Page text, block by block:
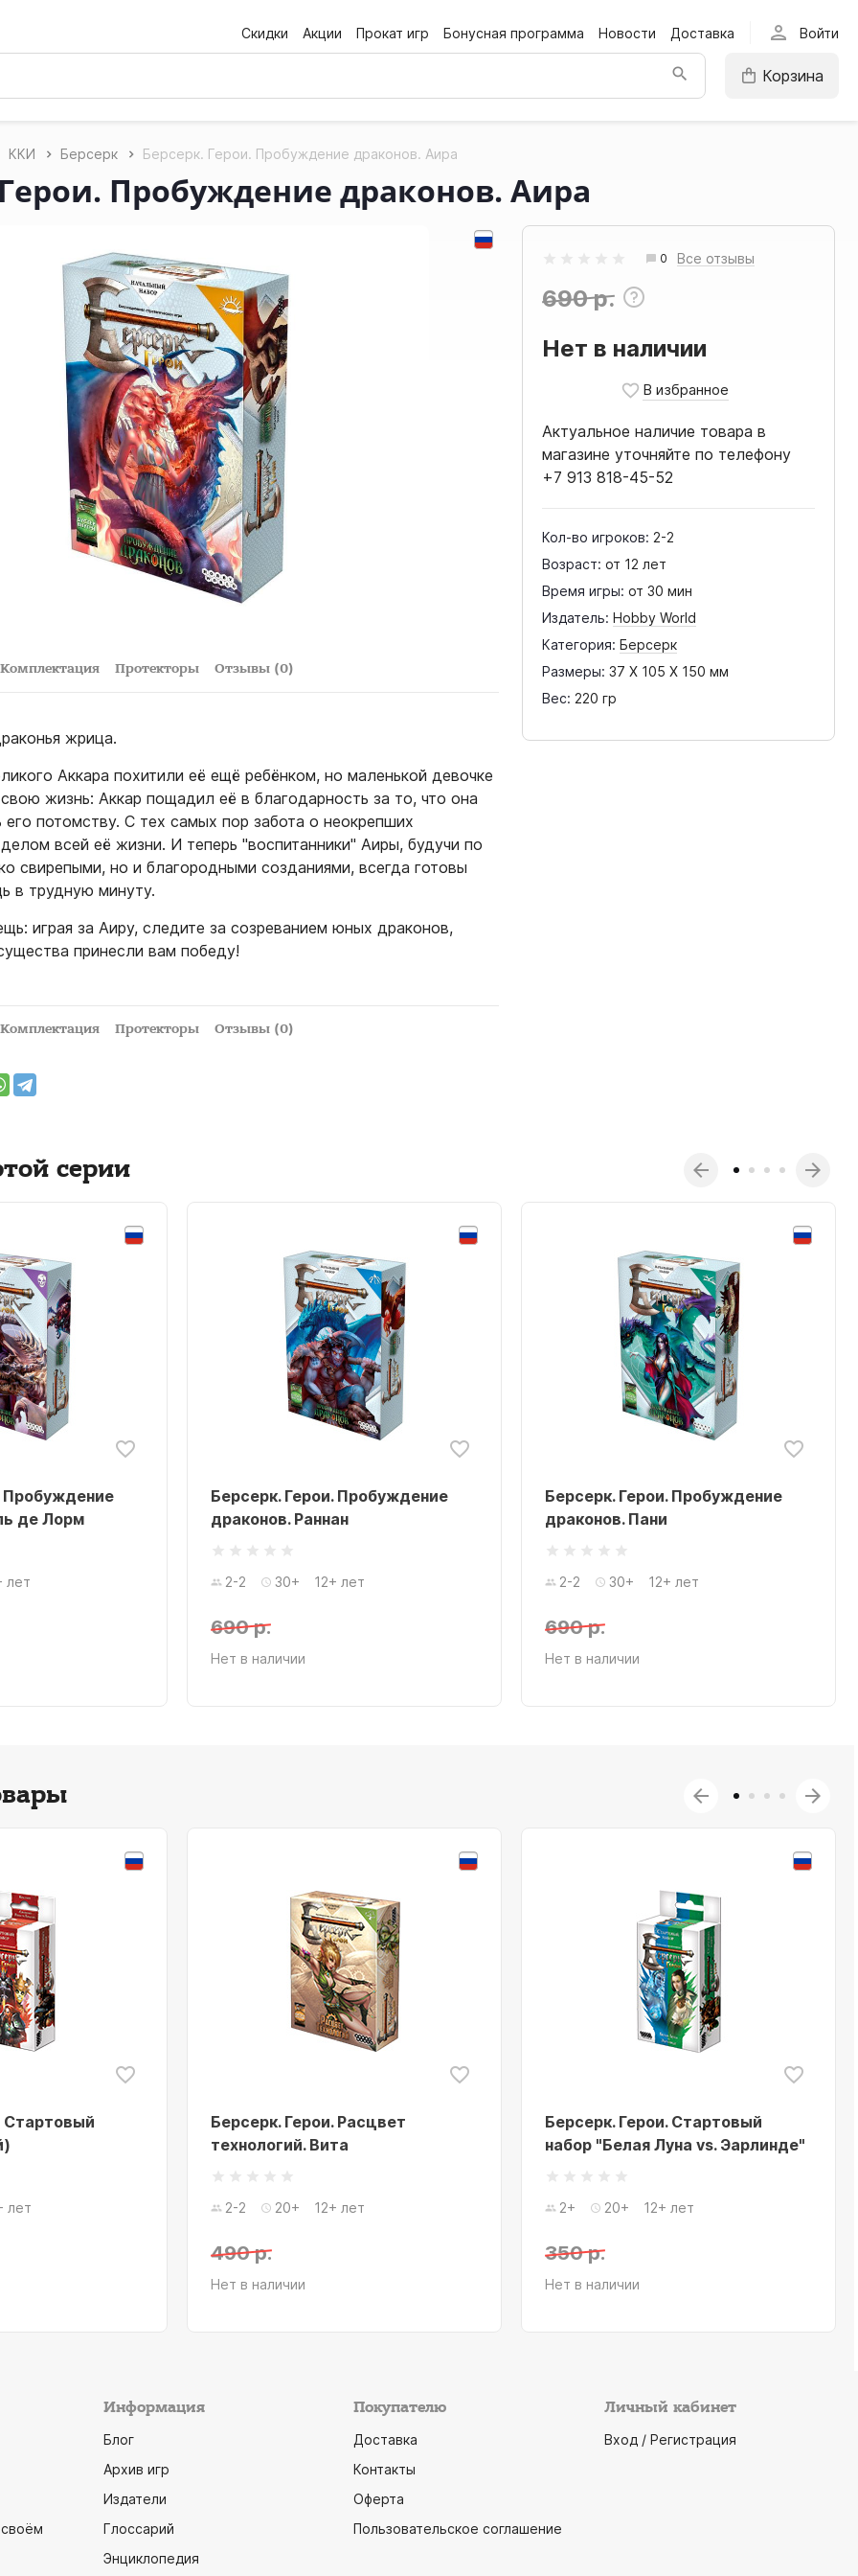
Скидки Акции Прокат игр Бонусная программа Новости Доставка person Войти
Корзина
ККИ Берсерк Берсерк. Герои. Пробуждение драконов. Аира
Пробуждение драконов. Аира
0 Все отзывы
690 р.
Нет в наличии
Актуальное наличие товара в
магазине уточняйте по телефону
+7 913 818-45-52
Кол-во игроков: 2-2
Возраст: от 12 лет
Время игры: от 30 мин
Издатель: Hobby World
Категория: Берсерк
Размеры: 37 X 105 X 150 мм
Вес: 220 гр
Комплектация Протекторы Отзывы (0)
жрица.
Аккара похитили её ещё ребёнком, но маленькой девочке
жизнь: Аккар пощадил её в благодарность за то, что она
потомству. С тех самых пор забота о неокрепших
всей её жизни. И теперь "воспитанники" Аиры, будучи по
свирепыми, но и благородными созданиями, всегда готовы
в трудную минуту.
играя за Аиру, следите за созреванием юных драконов,
принесли вам победу!
Комплектация Протекторы Отзывы (0)
серии
Пробуждение
де Лорм
лет
Берсерк. Герои. Пробуждение
драконов. Раннан
2-2 30+ 12+ лет
690 р.
Нет в наличии
Берсерк. Герои. Пробуждение
драконов. Пани
2-2 30+ 12+ лет
690 р.
Нет в наличии
Стартовый
лет
Берсерк. Герои. Расцвет
технологий. Вита
2-2 20+ 12+ лет
490 р.
Нет в наличии
Берсерк. Герои. Стартовый
набор "Белая Луна vs. Эарлинде"
2+ 20+ 12+ лет
350 р.
Нет в наличии
Информация
Блог
Архив игр
Издатели
Глоссарий
Энциклопедия
Покупателю
Доставка
Контакты
Оферта
Пользовательское соглашение
Личный кабинет
Вход / Регистрация